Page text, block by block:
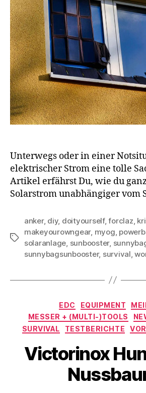
Unterwegs oder in einer
elektrischer Strom eine tolle
Artikel erfährst Du, wie du
Solarstrom unabhängiger vom
Schlagwörter
anker, diy, doityourself,forclaz,
makeyourowngear, myog,
solaranlage, sunbooster,
sunnybagsunbooster, survival,
EDC EQUIPMENT
MESSER + (MULTI-)TOOLS
SURVIVAL
TESTBERICHTE
Victorinox